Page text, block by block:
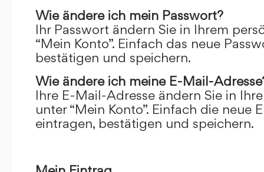
Wie ändere ich mein Passwort?
Ihr Passwort ändern Sie in Ihrem
“Mein Konto”. Einfach das neue
bestätigen und speichern.
Wie ändere ich meine E-Mail-
Ihre E-Mail-Adresse ändern Sie in
unter “Mein Konto”. Einfach die neue
eintragen, bestätigen und speichern.